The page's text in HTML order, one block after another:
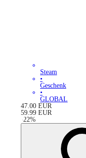
Steam
•
Geschenk
•
GLOBAL
47.00 EUR
59.99 EUR
-22%